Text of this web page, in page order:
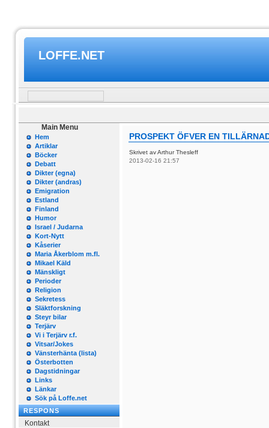
LOFFE.NET
Main Menu
Hem
Artiklar
Böcker
Debatt
Dikter (egna)
Dikter (andras)
Emigration
Estland
Finland
Humor
Israel / Judarna
Kort-Nytt
Kåserier
Maria Åkerblom m.fl.
Mikael Käld
Mänskligt
Perioder
Religion
Sekretess
Släktforskning
Steyr bilar
Terjärv
Vi i Terjärv r.f.
Vitsar/Jokes
Vänsterhänta (lista)
Österbotten
Dagstidningar
Links
Länkar
Sök på Loffe.net
RESPONS
Kontakt
PROSPEKT ÖFVER EN
Skrivet av Arthur Thesleff
2013-02-16 21:57